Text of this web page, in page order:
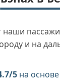
наши
и на
5на